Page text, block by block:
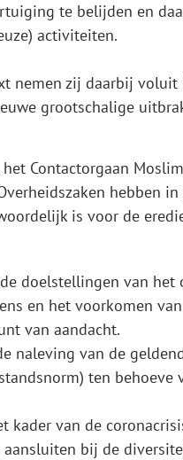
te belijden en
activiteiten.
nemen zij daarbij
grootschalige
Contactorgaan
hebben
is voor de
doelstellingen van het
en het voorkomen
van aandacht.
naleving van de
ten
van de
bij de